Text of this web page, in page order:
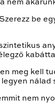
nem
be
meg kell
nálad
nem